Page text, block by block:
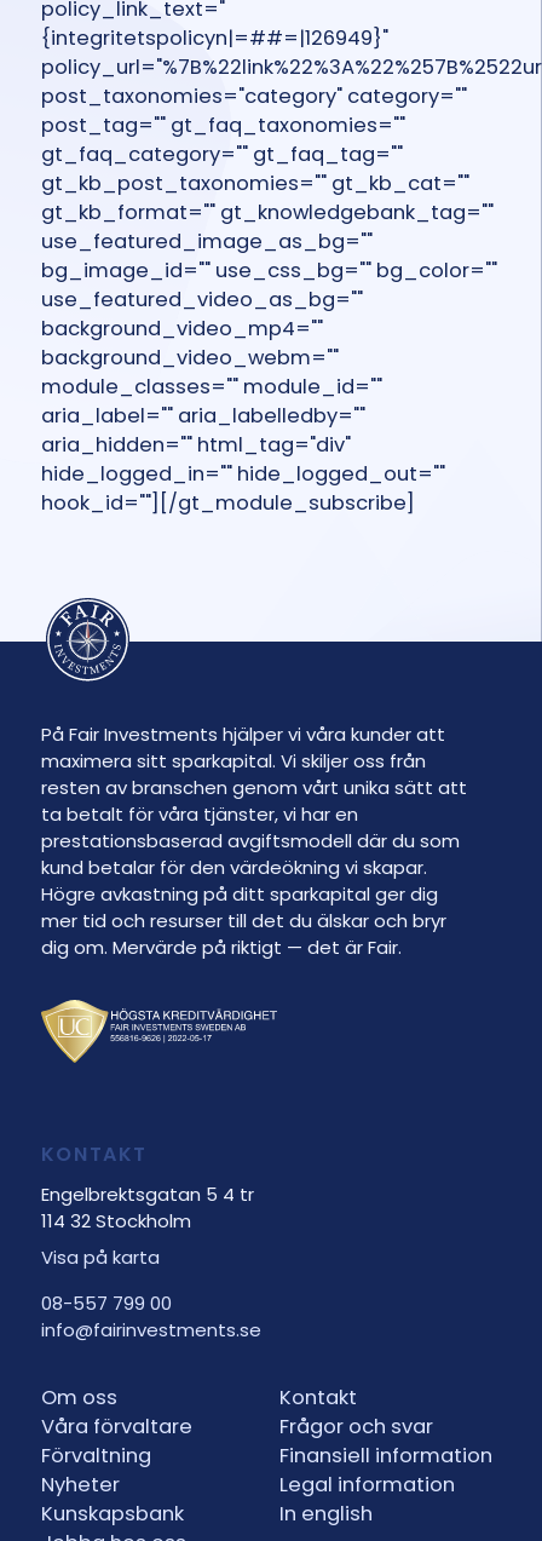
policy_link_text="
{integritetspolicyn|=##=|126949}"
post_taxonomies="category" category=""
post_tag="" gt_faq_taxonomies=""
gt_faq_category="" gt_faq_tag=""
gt_kb_post_taxonomies="" gt_kb_cat=""
gt_kb_format="" gt_knowledgebank_tag=""
use_featured_image_as_bg=""
bg_image_id="" use_css_bg="" bg_color=""
use_featured_video_as_bg=""
background_video_mp4=""
background_video_webm=""
module_classes="" module_id=""
aria_label="" aria_labelledby=""
aria_hidden="" html_tag="div"
hide_logged_in="" hide_logged_out=""
hook_id=""][/gt_module_subscribe]
På Fair Investments hjälper vi våra kunder att
maximera sitt sparkapital. Vi skiljer oss från
resten av branschen genom vårt unika sätt att
ta betalt för våra tjänster, vi har en
prestationsbaserad avgiftsmodell där du som
kund betalar för den värdeökning vi skapar.
Högre avkastning på ditt sparkapital ger dig
mer tid och resurser till det du älskar och bryr
dig om. Mervärde på riktigt — det är Fair.
KONTAKT
Engelbrektsgatan 5 4 tr
114 32 Stockholm
Visa på karta
08-557 799 00
info@fairinvestments.se
Om oss
Våra förvaltare
Förvaltning
Nyheter
Kunskapsbank
Kontakt
Frågor och svar
Finansiell information
Legal information
In english